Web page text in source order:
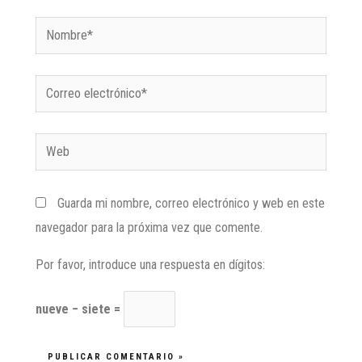
Guarda mi nombre, correo electrónico y web en este
navegador para la próxima vez que comente.
Por favor, introduce una respuesta en dígitos:
nueve − siete =